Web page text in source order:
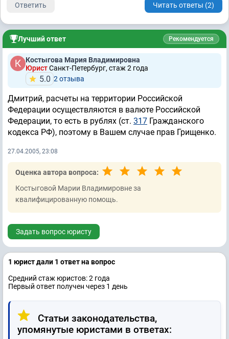
Ответить Читать ответы (2)
Лучший ответ Рекомендуется
Костыгова Мария Владимировна
ЮристСанкт-Петербург, стаж 2 годa
5.0 2 отзывa
Дмитрий, расчеты на территории Российской
Федерации осуществляются в валюте Российской
Федерации, то есть в рублях (ст. 317 Гражданского
кодекса РФ), поэтому в Вашем случае прав Грищенко.
27.04.2005, 23:08
Оценка автора вопроса:
Костыговой Марии Владимировне за
квалифицированную помощь.
Задать вопрос юристу
1 юрист дали 1 ответ на вопрос
Средний стаж юристов: 2 годa
Первый ответ получен через 1 день
Статьи законодательства,
упомянутые юристами в ответах: